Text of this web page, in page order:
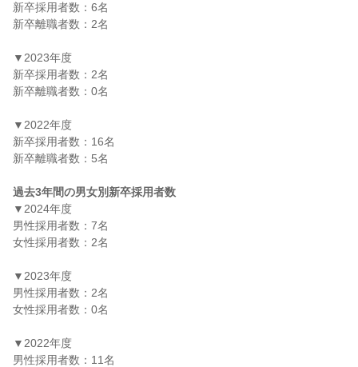
新卒採用者数：6名
新卒離職者数：2名
▼2023年度
新卒採用者数：2名
新卒離職者数：0名
▼2022年度
新卒採用者数：16名
新卒離職者数：5名
過去3年間の男女別新卒採用者数
▼2024年度
男性採用者数：7名
女性採用者数：2名
▼2023年度
男性採用者数：2名
女性採用者数：0名
▼2022年度
男性採用者数：11名